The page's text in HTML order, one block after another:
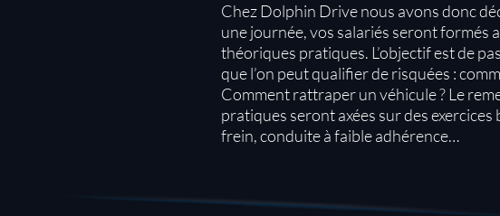
Chez Dolphin Drive nous avons donc
une journée, vos salariés seront formés
théoriques pratiques. L’objectif est de
que l’on peut qualifier de risquées :
Comment rattraper un véhicule ? Le
pratiques seront axées sur des
frein, conduite à faible adhérence…